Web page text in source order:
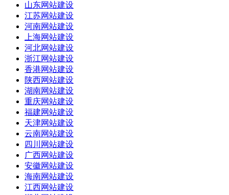
山东网站建设
江苏网站建设
河南网站建设
上海网站建设
河北网站建设
浙江网站建设
香港网站建设
陕西网站建设
湖南网站建设
重庆网站建设
福建网站建设
天津网站建设
云南网站建设
四川网站建设
广西网站建设
安徽网站建设
海南网站建设
江西网站建设